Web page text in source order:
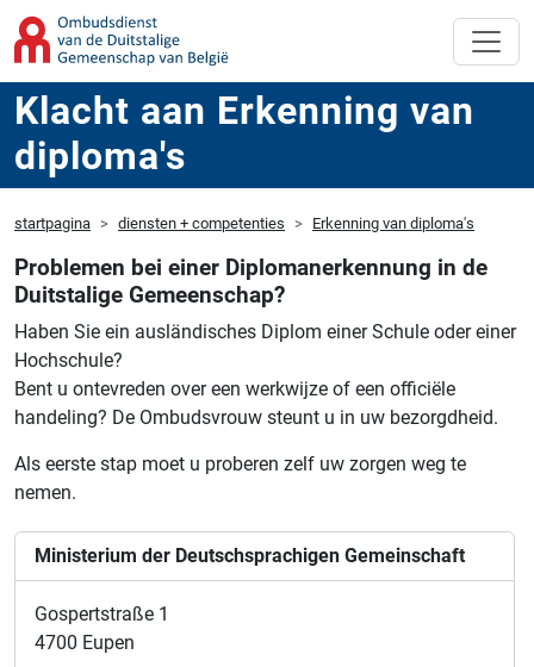
Klacht aan Erkenning van
diploma's
startpagina diensten + competenties Erkenning van diploma's
Problemen bei einer Diplomanerkennung in de
Duitstalige Gemeenschap?
Haben Sie ein ausländisches Diplom einer Schule oder einer
Hochschule?
Bent u ontevreden over een werkwijze of een officiële
handeling? De Ombudsvrouw steunt u in uw bezorgdheid.
Als eerste stap moet u proberen zelf uw zorgen weg te
nemen.
Ministerium der Deutschsprachigen Gemeinschaft
Gospertstraße 1
4700 Eupen